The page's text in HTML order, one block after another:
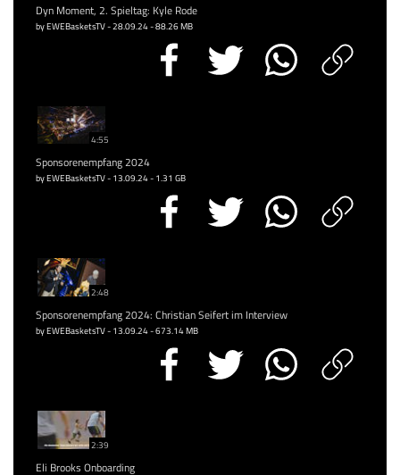
Dyn Moment, 2. Spieltag: Kyle Rode
by EWEBasketsTV - 28.09.24 - 88.26 MB
4:55
Sponsorenempfang 2024
by EWEBasketsTV - 13.09.24 - 1.31 GB
2:48
Sponsorenempfang 2024: Christian Seifert im Interview
by EWEBasketsTV - 13.09.24 - 673.14 MB
2:39
Eli Brooks Onboarding